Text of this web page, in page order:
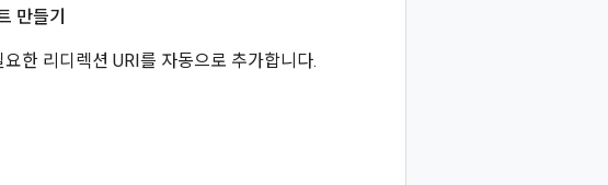
만들기
한 리디렉션 URI를 자동으로 추가합니다.